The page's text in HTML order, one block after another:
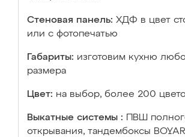
Стеновая панель: ХДФ в цвет
или с фотопечатью
Габариты: изготовим кухню
размера
Цвет: на выбор, более 200
Выкатные системы :
ПВШ
открывания, тандембоксы